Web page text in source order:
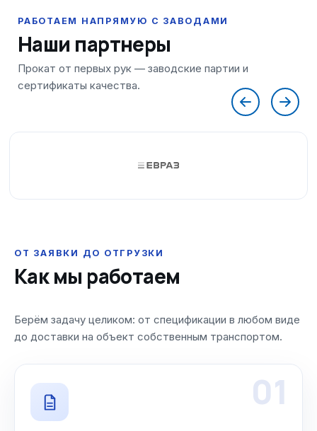
Наши партнеры
ОТ ЗАЯВКИ ДО ОТГРУЗКИ
Как мы работаем
Берём задачу целиком: от спецификации в любом виде
до доставки на объект собственным транспортом.
01